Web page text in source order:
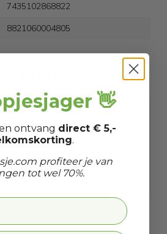
7435102868822
8821060004805
Polo-Pullover
L - 100% Katoen
👋
ontvang direct € 5,-
.
profiteer je van
tot wel 70%.